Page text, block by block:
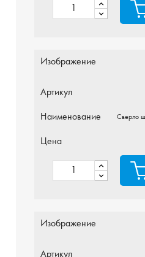
Изображение
Артикул
Наименование
Сверло
Цена
Изображение
Артикул